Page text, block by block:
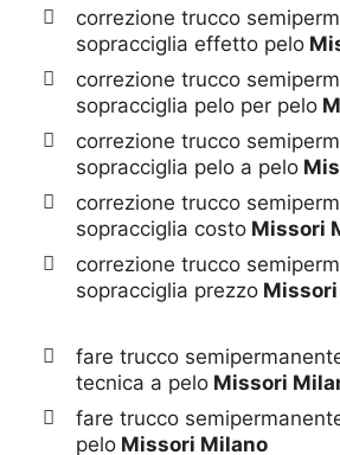
correzione trucco
sopracciglia effetto pelo
correzione trucco
sopracciglia pelo per pelo
correzione trucco
sopracciglia pelo a pelo
correzione trucco
sopracciglia costo Missori
correzione trucco
sopracciglia prezzo
fare trucco
tecnica a pelo Missori
fare trucco
pelo Missori Milano